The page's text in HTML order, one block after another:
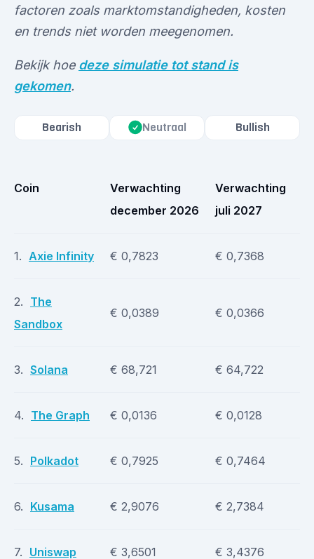
factoren zoals marktomstandigheden, kosten
en trends niet worden meegenomen.
Bekijk hoe deze simulatie tot stand is
gekomen.
Bearish Neutraal Bullish
Coin
Verwachting
december 2026
Verwachting
juli 2027
1. Axie Infinity € 0,7823 € 0,7368
2. The
Sandbox
€ 0,0389 € 0,0366
3. Solana € 68,721 € 64,722
4. The Graph € 0,0136 € 0,0128
5. Polkadot € 0,7925 € 0,7464
6. Kusama € 2,9076 € 2,7384
7. Uniswap € 3,6501 € 3,4376